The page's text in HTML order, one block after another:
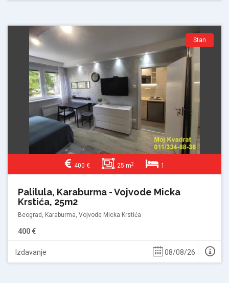
Stan
400 € 25 m2 1
Palilula, Karaburma - Vojvode Micka
Krstića, 25m2
Beograd, Karaburma, Vojvode Micka Krstića
400 €
Izdavanje 08/08/26